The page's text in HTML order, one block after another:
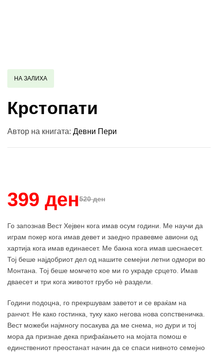
НА ЗАЛИХА
Крстопати
Автор на книгата: Девни Пери
520 ден
399 ден
Го запознав Вест Хејвен кога имав осум години. Ме научи да
играм покер кога имав девет и заедно правевме авиони од
хартија кога имав единаесет. Ме бакна кога имав шеснаесет.
Тој беше најдобриот дел од нашите семејни летни одмори во
Монтана. Тој беше момчето кое ми го украде срцето. Имав
дваесет и три кога животот грубо нѐ раздели.
Години подоцна, го прекршувам заветот и се враќам на
ранчот. Не како гостинка, туку како негова нова сопственичка.
Вест можеби најмногу посакува да ме снема, но дури и тој
мора да признае дека прифаќањето на мојата помош е
единствениот преостанат начин да се спаси нивното семејно